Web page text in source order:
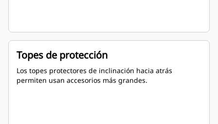
Topes de protección
Los topes protectores de inclinación hacia atrás
permiten usan accesorios más grandes.